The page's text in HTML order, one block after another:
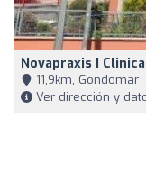
Novapraxis |
11,9km, Gondomar
Ver dirección y